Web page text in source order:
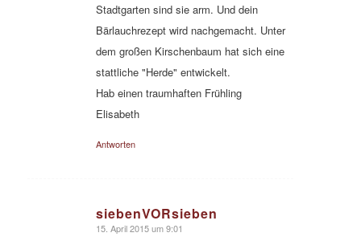
Stadtgarten sind sie arm. Und dein
Bärlauchrezept wird nachgemacht. Unter
dem großen Kirschenbaum hat sich eine
stattliche "Herde" entwickelt.
Hab einen traumhaften Frühling
Elisabeth
Antworten
siebenVORsieben
sagte:
15. April 2015 um 9:01